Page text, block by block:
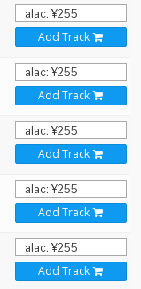
Add Track
Add Track
Add Track
Add Track
Add Track